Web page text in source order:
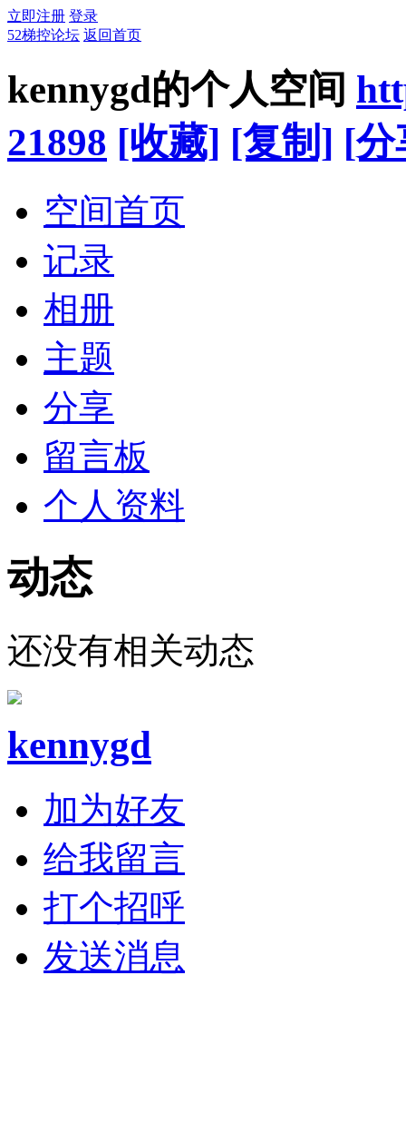
立即注册 登录
52梯控论坛 返回首页
kennygd的个人空间
21898 [收藏] [复制] [分
空间首页
记录
相册
主题
分享
留言板
个人资料
动态
还没有相关动态
kennygd
加为好友
给我留言
打个招呼
发送消息